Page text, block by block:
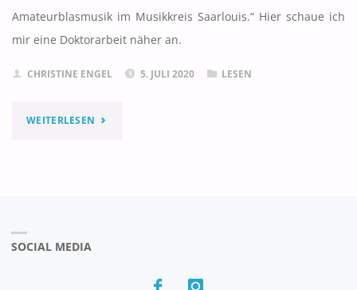
Amateurblasmusik im Musikkreis Saarlouis.“ Hier schaue ich
mir eine Doktorarbeit näher an.
CHRISTINE ENGEL 5. JULI 2020 LESEN
WEITERLESEN "ZUR
SOCIAL MEDIA